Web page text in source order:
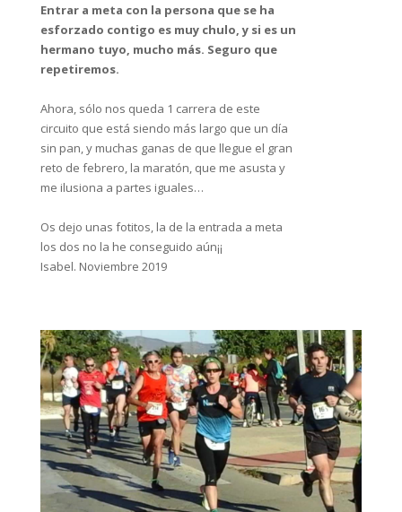
Entrar a meta con la persona que se ha
esforzado contigo es muy chulo, y si es un
hermano tuyo, mucho más. Seguro que
repetiremos.
Ahora, sólo nos queda 1 carrera de este
circuito que está siendo más largo que un día
sin pan, y muchas ganas de que llegue el gran
reto de febrero, la maratón, que me asusta y
me ilusiona a partes iguales…
Os dejo unas fotitos, la de la entrada a meta
los dos no la he conseguido aún¡¡
Isabel. Noviembre 2019